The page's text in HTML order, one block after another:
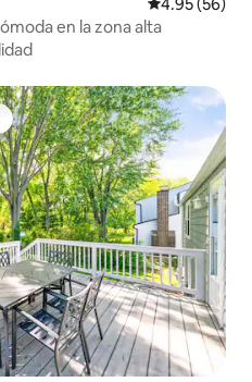
en la zona alta